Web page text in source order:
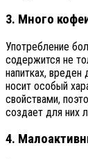
3. Много
Употребление
содержится не
напитках,
носит особый
свойствами,
создает для них
4.